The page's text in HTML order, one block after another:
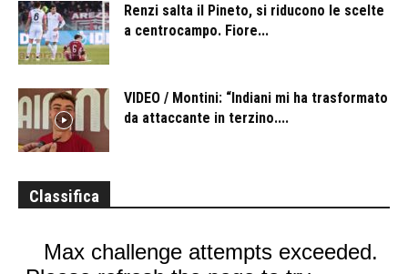
Renzi salta il Pineto, si riducono le scelte
a centrocampo. Fiore...
VIDEO / Montini: “Indiani mi ha trasformato
da attaccante in terzino....
Classifica